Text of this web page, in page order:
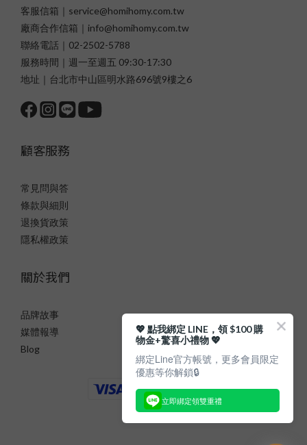
客服信箱｜service@homihomy.com.tw
廠商合作信箱｜info@homihomy.com.tw
聯絡電話｜02-2502-5788
服務時間｜週一至週五 09:30-17:30
地址｜台北市中山區明水路696號9樓之6
顧客服務
常見問與答
條款與細則
退換貨政策
隱私權政策
關於我們
品牌故事
媒體報導
Blog
💖 點我綁定 LINE，領 $100 購
物金+驚喜小禮物 💖
綁定Line官方帳號，更多會員限定
優惠等你解鎖🔒
立即綁定領雙重禮